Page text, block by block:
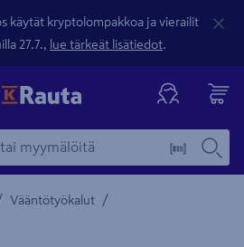
käytät kryptolompakkoa ja vierailit
27.7., lue tärkeät lisätiedot.
Vääntötyökalut /